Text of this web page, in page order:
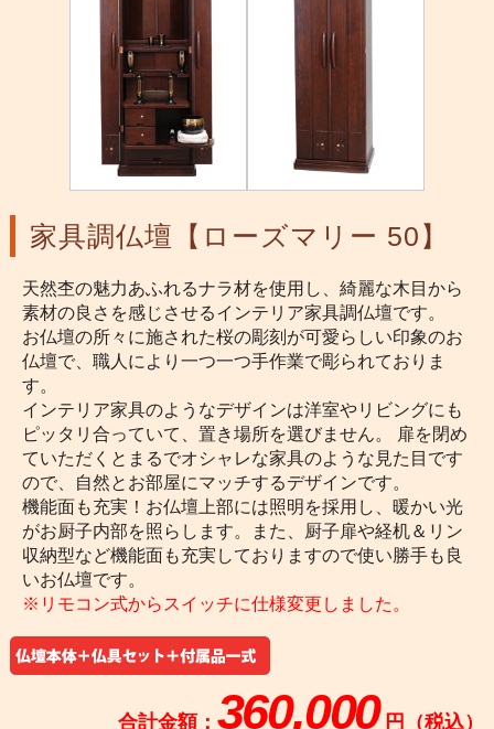
家具調仏壇【ローズマリー 50】
天然杢の魅力あふれるナラ材を使用し、綺麗な木目から
素材の良さを感じさせるインテリア家具調仏壇です。
お仏壇の所々に施された桜の彫刻が可愛らしい印象のお
仏壇で、職人により一つ一つ手作業で彫られておりま
す。
インテリア家具のようなデザインは洋室やリビングにも
ピッタリ合っていて、置き場所を選びません。 扉を閉め
ていただくとまるでオシャレな家具のような見た目です
ので、自然とお部屋にマッチするデザインです。
機能面も充実！お仏壇上部には照明を採用し、暖かい光
がお厨子内部を照らします。また、厨子扉や経机＆リン
収納型など機能面も充実しておりますので使い勝手も良
いお仏壇です。
※リモコン式からスイッチに仕様変更しました。
合計金額： 360,000 円（税込）